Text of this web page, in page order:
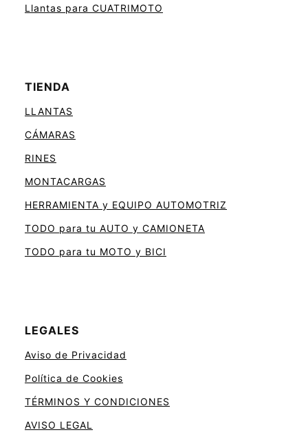
Llantas para CUATRIMOTO
TIENDA
LLANTAS
CÁMARAS
RINES
MONTACARGAS
HERRAMIENTA y EQUIPO AUTOMOTRIZ
TODO para tu AUTO y CAMIONETA
TODO para tu MOTO y BICI
LEGALES
Aviso de Privacidad
Política de Cookies
TÉRMINOS Y CONDICIONES
AVISO LEGAL